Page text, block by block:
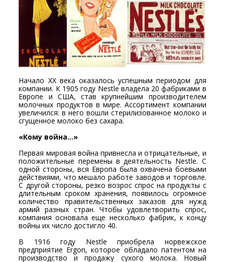
Начало ХХ века оказалось успешным периодом для
компании. К 1905 году Nestle владела 20 фабриками в
Европе и США, став крупнейшим производителем
молочных продуктов в мире. Ассортимент компании
увеличился: в него вошли стерилизованное молоко и
сгущенное молоко без сахара.
«Кому война…»
Первая мировая война привнесла и отрицательные, и
положительные перемены в деятельность Nestle. С
одной стороны, вся Европа была охвачена боевыми
действиями, что мешало работе заводов и торговле.
С другой стороны, резко возрос спрос на продукты с
длительным сроком хранения, появилось огромное
количество правительственных заказов для нужд
армий разных стран. Чтобы удовлетворить спрос,
компания основала еще несколько фабрик, к концу
войны их число достигло 40.
В 1916 году Nestle приобрела норвежское
предприятие Ergon, которое обладало патентом на
производство и продажу сухого молока. Новый